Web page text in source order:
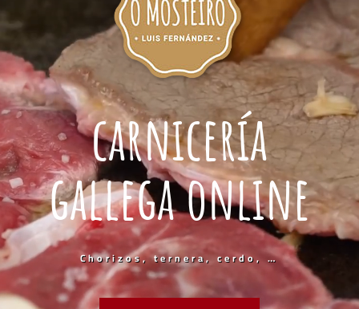
carnicería
gallega online
Chorizos, ternera, cerdo, …